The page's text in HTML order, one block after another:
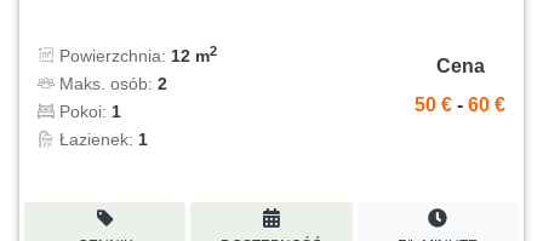
Powierzchnia: 12 m2
Maks. osób: 2
Pokoi: 1
Łazienek: 1
Cena
50 € - 60 €